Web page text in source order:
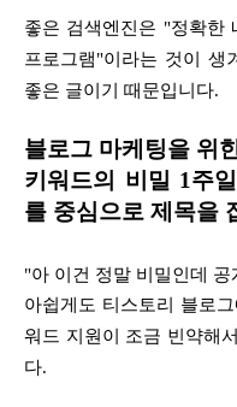
좋은 검색엔진은 "정확한
프로그램"이라는 것이 생
좋은 글이기 때문입니다.
블로그 마케팅을 위
키워드의 비밀 1주
를 중심으로 제목을
"아 이건 정말 비밀인데
아쉽게도 티스토리 블로
워드 지원이 조금 빈약해
다.